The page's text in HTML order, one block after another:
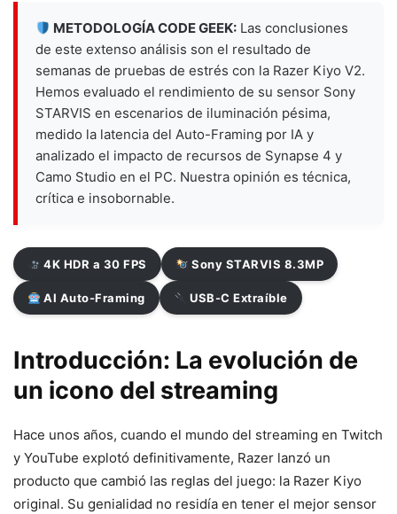
METODOLOGÍA CODE GEEK: Las conclusiones
de este extenso análisis son el resultado de
semanas de pruebas de estrés con la Razer Kiyo V2.
Hemos evaluado el rendimiento de su sensor Sony
STARVIS en escenarios de iluminación pésima,
medido la latencia del Auto-Framing por IA y
analizado el impacto de recursos de Synapse 4 y
Camo Studio en el PC. Nuestra opinión es técnica,
crítica e insobornable.
4K HDR a 30 FPS Sony STARVIS 8.3MP
AI Auto-Framing USB-C Extraíble
Introducción: La evolución de
un icono del streaming
Hace unos años, cuando el mundo del streaming en Twitch
y YouTube explotó definitivamente, Razer lanzó un
producto que cambió las reglas del juego: la Razer Kiyo
original. Su genialidad no residía en tener el mejor sensor